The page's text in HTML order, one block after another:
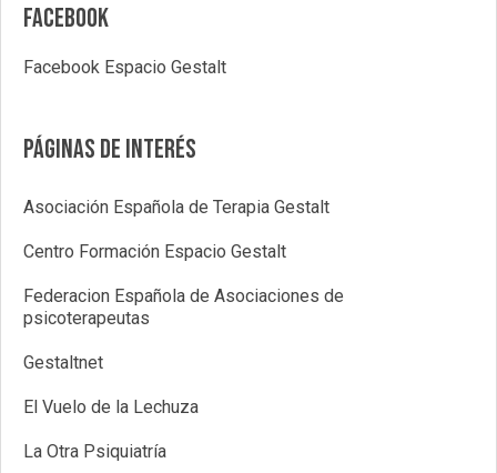
Facebook
Facebook Espacio Gestalt
Páginas de interés
Asociación Española de Terapia Gestalt
Centro Formación Espacio Gestalt
Federacion Española de Asociaciones de
psicoterapeutas
Gestaltnet
El Vuelo de la Lechuza
La Otra Psiquiatría